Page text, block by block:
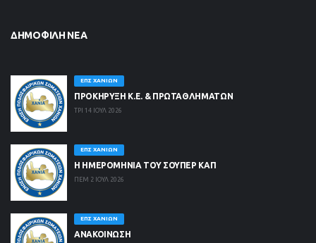
ΔΗΜΟΦΙΛΉ ΝΈΑ
ΕΠΣ ΧΑΝΊΩΝ
ΠΡΟΚΗΡΥΞΗ Κ.Ε. & ΠΡΩΤΑΘΛΗΜΑΤΩΝ
ΤΡΙ 14 ΙΟΥΛ 2026
ΕΠΣ ΧΑΝΊΩΝ
Η ΗΜΕΡΟΜΗΝΙΑ ΤΟΥ ΣΟΥΠΕΡ ΚΑΠ
ΠΕΜ 2 ΙΟΥΛ 2026
ΕΠΣ ΧΑΝΊΩΝ
ΑΝΑΚΟΙΝΩΣΗ